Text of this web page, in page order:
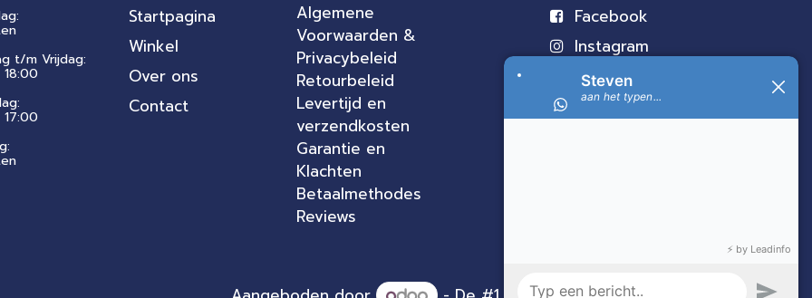
t/m Vrijdag:
Startpagina
Winkel
Over ons
Contact
Algemene
Voorwaarden &
Privacybeleid
Retourbeleid
Levertijd en
verzendkosten
Garantie en
Klachten
Betaalmethodes
Reviews
Facebook
Instagram